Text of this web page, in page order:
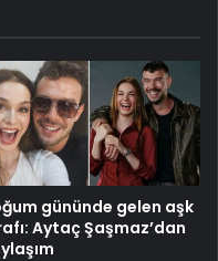
gününde gelen aşk
Aytaç Şaşmaz’dan